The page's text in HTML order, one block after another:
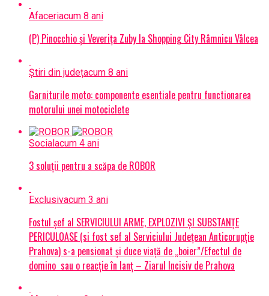
Afaceriacum 8 ani
(P) Pinocchio și Veverița Zuby la Shopping City Râmnicu Vâlcea
Știri din județacum 8 ani
Garniturile moto: componente esentiale pentru functionarea
motorului unei motociclete
Social acum 4 ani
3 soluții pentru a scăpa de ROBOR
Exclusivacum 3 ani
Fostul șef al SERVICIULUI ARME, EXPLOZIVI ŞI SUBSTANŢE
PERICULOASE (si fost sef al Serviciului Judeţean Anticorupţie
Prahova) s-a pensionat și duce viață de „boier”/Efectul de
domino sau o reacție în lanț – Ziarul Incisiv de Prahova